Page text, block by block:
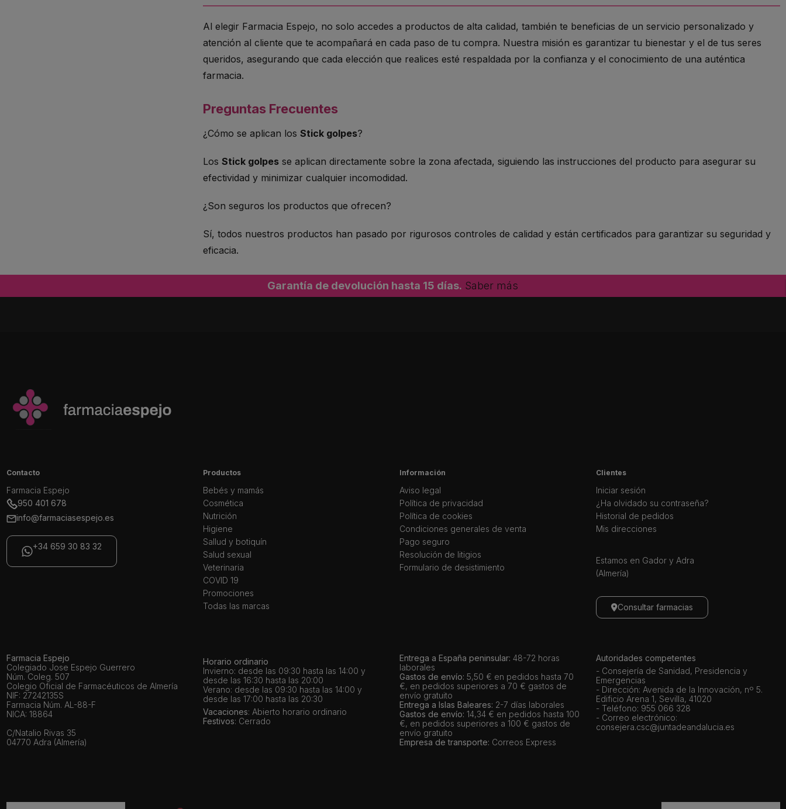
Al elegir Farmacia Espejo, no solo accedes a productos de alta calidad, también te beneficias de un servicio personalizado y
atención al cliente que te acompañará en cada paso de tu compra. Nuestra misión es garantizar tu bienestar y el de tus seres
queridos, asegurando que cada elección que realices esté respaldada por la confianza y el conocimiento de una auténtica
farmacia.
Preguntas Frecuentes
¿Cómo se aplican los Stick golpes?
Los Stick golpesse aplican directamente sobre la zona afectada, siguiendo las instrucciones del producto para asegurar su
efectividad y minimizar cualquier incomodidad.
¿Son seguros los productos que ofrecen?
Sí, todos nuestros productos han pasado por rigurosos controles de calidad y están certificados para garantizar su seguridad y
eficacia.
Garantía de devolución hasta 15 días. Saber más
Contacto
Farmacia Espejo
950 401 678
info@farmaciasespejo.es
+34 659 30 83 32
Productos
Bebés y mamás
Cosmética
Nutrición
Higiene
Sallud y botiquín
Salud sexual
Veterinaria
COVID 19
Promociones
Todas las marcas
Información
Aviso legal
Política de privacidad
Política de cookies
Condiciones generales de venta
Pago seguro
Resolución de litigios
Formulario de desistimiento
Clientes
Iniciar sesión
¿Ha olvidado su contraseña?
Historial de pedidos
Mis direcciones
Estamos en Gador y Adra
(Almería)
Consultar farmacias
Farmacia Espejo
Colegiado Jose Espejo Guerrero
Núm. Coleg. 507
Colegio Oficial de Farmacéuticos de Almería
NIF: 27242135S
Farmacia Núm. AL-88-F
NICA: 18864
C/Natalio Rivas 35
04770 Adra (Almería)
Horario ordinario
Invierno: desde las 09:30 hasta las 14:00 y
desde las 16:30 hasta las 20:00
Verano: desde las 09:30 hasta las 14:00 y
desde las 17:00 hasta las 20:30
Vacaciones: Abierto horario ordinario
Festivos: Cerrado
Entrega a España peninsular: 48-72 horas
laborales
Gastos de envío: 5,50 € en pedidos hasta 70
€, en pedidos superiores a 70 € gastos de
envío gratuito
Entrega a Islas Baleares: 2-7 días laborales
Gastos de envío: 14,34 € en pedidos hasta 100
€, en pedidos superiores a 100 € gastos de
envío gratuito
Empresa de transporte: Correos Express
Autoridades competentes
- Consejería de Sanidad, Presidencia y
Emergencias
- Dirección: Avenida de la Innovación, nº 5.
Edificio Arena 1, Sevilla, 41020
- Teléfono: 955 066 328
- Correo electrónico:
consejera.csc@juntadeandalucia.es